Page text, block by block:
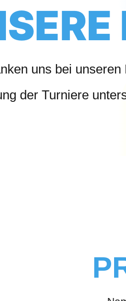
uns bei
der Turniere